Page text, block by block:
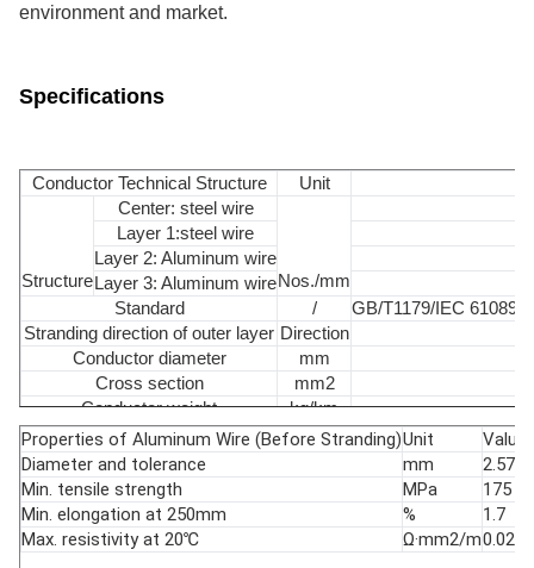
environment and market.
Specifications
Conductor Technical Structure Unit
Structure
Center: steel wire
Nos./mm
Layer 1:steel wire
Layer 2: Aluminum wire
Layer 3: Aluminum wire
Standard
/
GB/T1179/IEC 61089/
Stranding direction of outer layer Direction
Conductor diameter
mm
Cross section
mm2
Conductor weight
kg/km
Rated tensile strength
kN
Modulus of Elasticity
GPa
Coefficient of linear expansion
10-6/℃
Max. DC Resistance at 20℃
Ohm/ft
Aluminum layer
16-
10-
Properties of Aluminum Wire (Before Stranding)Unit
Value
Diameter and tolerance
mm
Min. tensile strength
MPa
175
Min. elongation at 250mm
%
1.7
Max. resistivity at 20℃
Ω·mm2/m